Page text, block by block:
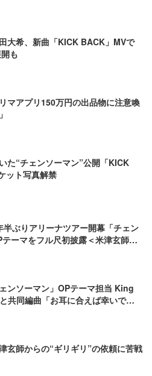
大希、新曲「KICK BACK」MVで
も
マアプリ150万円の出品物に注意喚
た“チェンソーマン”公開「KICK
ット写真解禁
半ぶりアリーナツアー開幕「チェン
テーマをフル尺初披露＜米津玄師
ンソーマン」OPテーマ担当 King
共同編曲「お耳に合えば幸いで
玄師からの“ギリギリ”の依頼に苦戦